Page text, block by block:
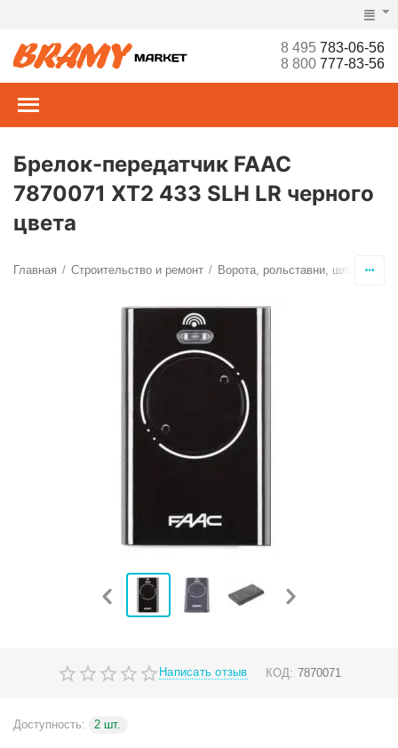
8 495783-06-56
8 800777-83-56
Брелок-передатчик FAAC
7870071 XT2 433 SLH LR черного
цвета
Главная / Строительство и ремонт / Ворота, рольставни,
Написать отзыв КОД: 7870071
Доступность: 2 шт.